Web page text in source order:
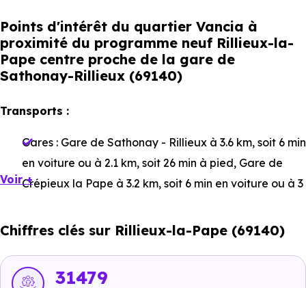
Points d'intérêt du quartier Vancia à
proximité du programme neuf Rillieux-la-
Pape centre proche de la gare de
Sathonay-Rillieux (69140)
Transports :
Gares : Gare de Sathonay - Rillieux à 3.6 km, soit 6 min
en voiture ou à 2.1 km, soit 26 min à pied, Gare de
Crépieux la Pape à 3.2 km, soit 6 min en voiture ou à 3
à 7.1 km, soit 11 min en voiture ou à 5.3 km, soit 1h 03
Bus :
Ligne 33 : Paul Chevalier
Voir +
Chiffres clés sur Rillieux-la-Pape (69140)
31479